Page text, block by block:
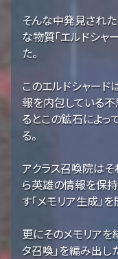
そんな中発見され
な物質「エルドシャ
た。
このエルドシャー
報を内包している
るとこの鉱石によ
る。
アクラス召喚院はそ
ら英雄の情報を保
す「メモリア生成」を
更にそのメモリアを
タ召喚」を編み出し